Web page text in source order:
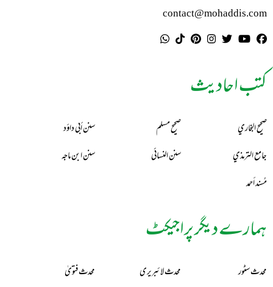
contact@mohaddis.com
کتب احادیث
صحيح البخاري صحيح مسلم
سنن أبي داؤد
جامع الترمذي
سنن النسائي
سنن ابن ماجه
مُسند أحمد
ہمارے دیگر پراجیکٹ
محدث سٹور محدث لائبریری محدث فتویٰ